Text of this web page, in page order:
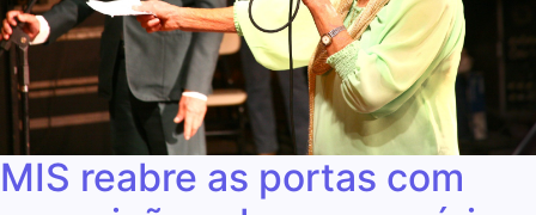
MIS reabre as portas com